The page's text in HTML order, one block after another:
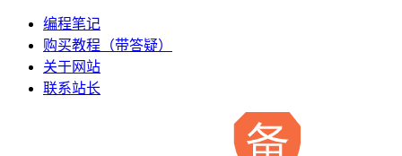
编程笔记
购买教程（带答疑）
关于网站
联系站长